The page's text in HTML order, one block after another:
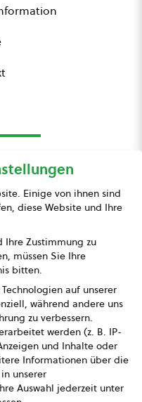
GmbH
Einige von ihnen sind
diese Website und Ihre
Ihre Zustimmung zu
müssen Sie Ihre
bitten.
auf unserer
während andere uns
zu verbessern.
werden (z. B. IP-
und Inhalte oder
Informationen über die
unserer
Auswahl jederzeit unter